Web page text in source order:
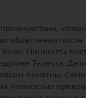
облегчения
Пациенты
Туретта.
понятны.
полностью